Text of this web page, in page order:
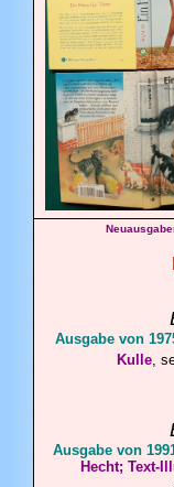
Ausgabe von
Kulle,
Ausgabe von
Hecht; Text-